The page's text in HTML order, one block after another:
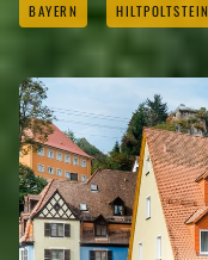
BAYERN HILTPOLTSTEIN